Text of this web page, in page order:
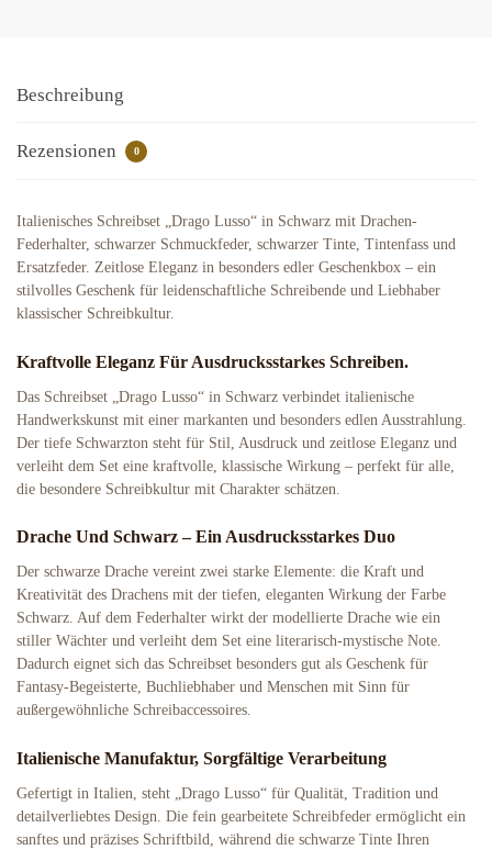
Beschreibung
Rezensionen 0
Italienisches Schreibset „Drago Lusso“ in Schwarz mit Drachen-
Federhalter, schwarzer Schmuckfeder, schwarzer Tinte, Tintenfass und
Ersatzfeder. Zeitlose Eleganz in besonders edler Geschenkbox – ein
stilvolles Geschenk für leidenschaftliche Schreibende und Liebhaber
klassischer Schreibkultur.
Kraftvolle Eleganz Für Ausdrucksstarkes Schreiben.
Das Schreibset „Drago Lusso“ in Schwarz verbindet italienische
Handwerkskunst mit einer markanten und besonders edlen Ausstrahlung.
Der tiefe Schwarzton steht für Stil, Ausdruck und zeitlose Eleganz und
verleiht dem Set eine kraftvolle, klassische Wirkung – perfekt für alle,
die besondere Schreibkultur mit Charakter schätzen.
Drache Und Schwarz – Ein Ausdrucksstarkes Duo
Der schwarze Drache vereint zwei starke Elemente: die Kraft und
Kreativität des Drachens mit der tiefen, eleganten Wirkung der Farbe
Schwarz. Auf dem Federhalter wirkt der modellierte Drache wie ein
stiller Wächter und verleiht dem Set eine literarisch-mystische Note.
Dadurch eignet sich das Schreibset besonders gut als Geschenk für
Fantasy-Begeisterte, Buchliebhaber und Menschen mit Sinn für
außergewöhnliche Schreibaccessoires.
Italienische Manufaktur, Sorgfältige Verarbeitung
Gefertigt in Italien, steht „Drago Lusso“ für Qualität, Tradition und
detailverliebtes Design. Die fein gearbeitete Schreibfeder ermöglicht ein
sanftes und präzises Schriftbild, während die schwarze Tinte Ihren